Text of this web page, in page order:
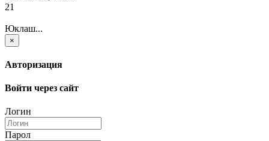
21
Юклаш...
×
Авторизация
Войти через сайт
Логин
Парол